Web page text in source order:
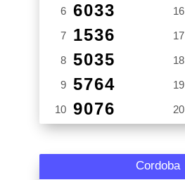
6 6033
7 1536
8 5035
9 5764
10 9076
16
17
18
19
20
Cordoba